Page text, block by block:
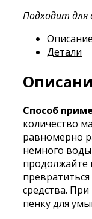
Подходит для
Описание
Детали
Способ
количество
равномерно
немного
продолжайте
средства.
пенку для